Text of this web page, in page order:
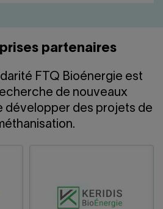
partenaires
FTQ Bioénergie est
de nouveaux
développer des projets de